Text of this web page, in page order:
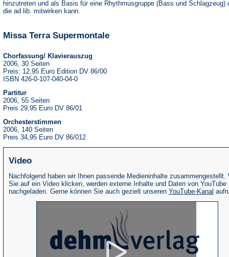
hinzutreten und als Basis für eine Rhythmusgruppe (Bass und Schlagzeug)
die ad lib. mitwirken kann.
Missa Terra Supermontale
Chorfassung/ Klavierauszug
2006, 30 Seiten
Preis: 12,95 Euro Edition DV 86/00
ISBN 426-0-107-040-04-0
Partitur
2006, 55 Seiten
Preis 29,95 Euro DV 86/01
Orchesterstimmen
2006, 140 Seiten
Preis 34,95 Euro DV 86/012
Video
Nachfolgend haben wir Ihnen passende Medieninhalte zusammengestellt.
Sie auf ein Video klicken, werden externe Inhalte und Daten von YouTube
nachgeladen. Gerne können Sie auch gezielt unseren YouTube-Kanal